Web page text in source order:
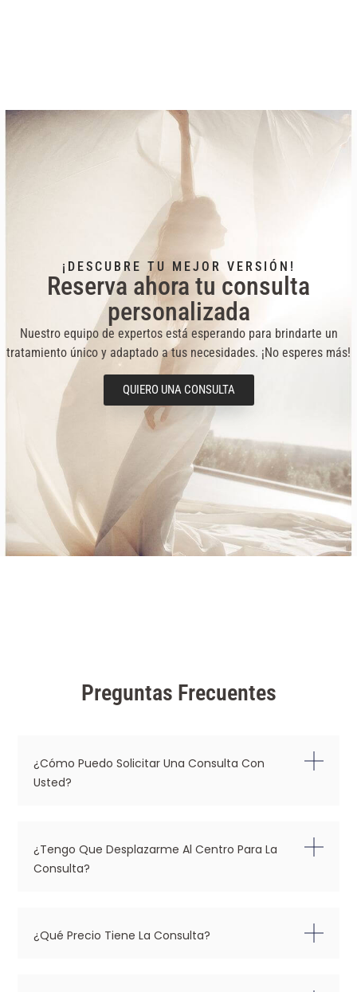
¡DESCUBRE TU MEJOR VERSIÓN!
Reserva ahora tu consulta
personalizada
Nuestro equipo de expertos está esperando para brindarte un
tratamiento único y adaptado a tus necesidades. ¡No esperes más!
QUIERO UNA CONSULTA
Preguntas Frecuentes
¿Cómo Puedo Solicitar Una Consulta Con
Usted?
¿Tengo Que Desplazarme Al Centro Para La
Consulta?
¿Qué Precio Tiene La Consulta?